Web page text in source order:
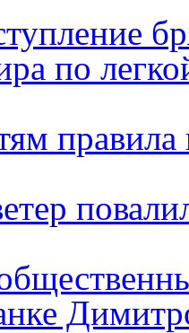
по
правила